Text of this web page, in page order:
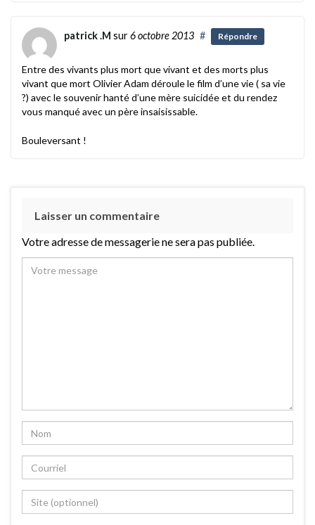
patrick .M sur6 octobre 2013 # Répondre
Entre des vivants plus mort que vivant et des morts plus
vivant que mort Olivier Adam déroule le film d’une vie ( sa vie
?) avec le souvenir hanté d’une mère suicidée et du rendez
vous manqué avec un père insaisissable.
Bouleversant !
Laisser un commentaire
Votre adresse de messagerie ne sera pas publiée.